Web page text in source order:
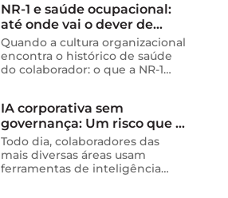
Sistema Integrado de
Segurança da Informação
(SISInfo), estabelecendo …
NR-1 e saúde ocupacional:
até onde vai o dever de
cuidado da empresa?
Quando a cultura organizacional
encontra o histórico de saúde
do colaborador: o que a NR-1
um dos ambientes mais
propícios para …
IA corporativa sem
governança: Um risco que já
está acontecendo
Todo dia, colaboradores das
mais diversas áreas usam
ferramentas de inteligência